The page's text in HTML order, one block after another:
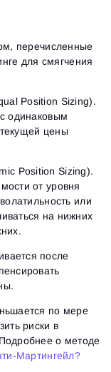
перечисленные
для смягчения
Position Sizing).
одинаковым
цены
Position Sizing).
от уровня
или
на нижних
после
по мере
риски в
о методе
Мартингейл?